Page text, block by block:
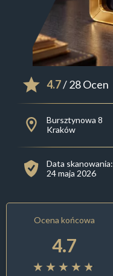
4.7/ 28 Ocen
Bursztynowa 8
Kraków
Data skanowania:
24 maja 2026
Ocena końcowa
4.7